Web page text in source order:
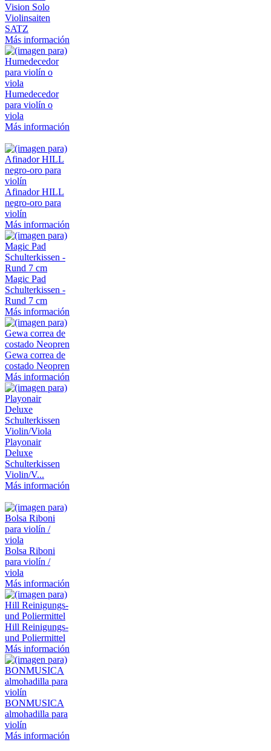
Vision Solo
Violinsaiten
SATZ
Más información
Humedecedor
para violín o
viola
Más información
Afinador HILL
negro-oro para
violín
Más información
Magic Pad
Schulterkissen -
Rund 7 cm
Más información
Gewa correa de
costado Neopren
Más información
Playonair
Deluxe
Schulterkissen
Violin/V...
Más información
Bolsa Riboni
para violín /
viola
Más información
Hill Reinigungs-
und Poliermittel
Más información
BONMUSICA
almohadilla para
violín
Más información